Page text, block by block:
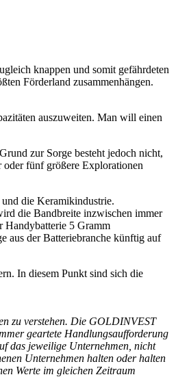
knappen und somit gefährdeten
Förderland zusammenhängen.
auszuweiten. Man will einen
zur Sorge besteht jedoch nicht,
fünf größere Explorationen
die Keramikindustrie.
die Bandbreite inzwischen immer
Handybatterie 5 Gramm
aus der Batteriebranche künftig auf
In diesem Punkt sind sich die
zu verstehen. Die GOLDINVEST
geartete Handlungsaufforderung
das jeweilige Unternehmen, nicht
Unternehmen halten oder halten
Werte im gleichen Zeitraum